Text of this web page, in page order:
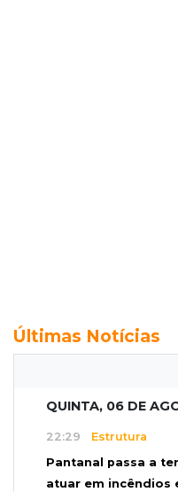
Últimas Notícias
QUINTA, 06 DE
22:29 Estrutura
Pantanal passa a
atuar em incêndios